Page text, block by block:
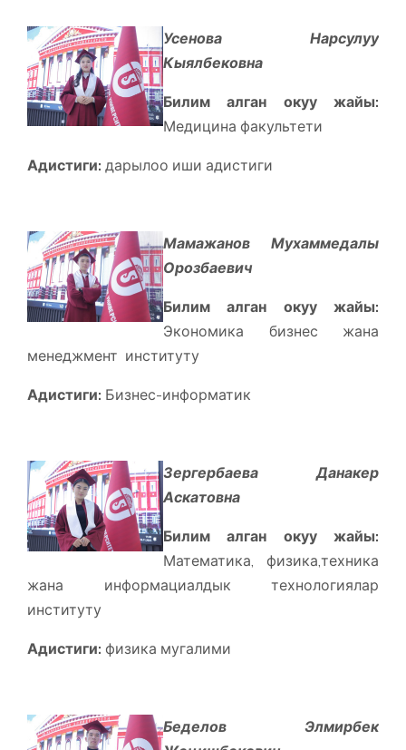
Усенова Нарсулуу
Кыялбековна
Билим алган окуу жайы:
Медицина факультети
Адистиги: дарылоо иши адистиги
Мамажанов Мухаммедалы
Орозбаевич
Билим алган окуу жайы:
Экономика бизнес жана
менеджмент институту
Адистиги: Бизнес-информатик
Зергербаева Данакер
Аскатовна
Билим алган окуу жайы:
Математика, физика,техника
жана информациалдык технологиялар
институту
Адистиги: физика мугалими
Беделов Элмирбек